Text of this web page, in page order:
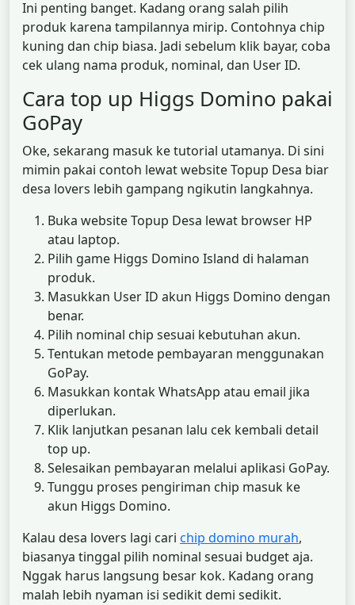
Ini penting banget. Kadang orang salah pilih
produk karena tampilannya mirip. Contohnya chip
kuning dan chip biasa. Jadi sebelum klik bayar, coba
cek ulang nama produk, nominal, dan User ID.
Cara top up Higgs Domino pakai
GoPay
Oke, sekarang masuk ke tutorial utamanya. Di sini
mimin pakai contoh lewat website Topup Desa biar
desa lovers lebih gampang ngikutin langkahnya.
Buka website Topup Desa lewat browser HP
atau laptop.
Pilih game Higgs Domino Island di halaman
produk.
Masukkan User ID akun Higgs Domino dengan
benar.
Pilih nominal chip sesuai kebutuhan akun.
Tentukan metode pembayaran menggunakan
GoPay.
Masukkan kontak WhatsApp atau email jika
diperlukan.
Klik lanjutkan pesanan lalu cek kembali detail
top up.
Selesaikan pembayaran melalui aplikasi GoPay.
Tunggu proses pengiriman chip masuk ke
akun Higgs Domino.
Kalau desa lovers lagi cari chip domino murah,
biasanya tinggal pilih nominal sesuai budget aja.
Nggak harus langsung besar kok. Kadang orang
malah lebih nyaman isi sedikit demi sedikit.